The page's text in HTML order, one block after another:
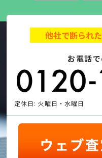
他社で断られ
お電話
定休日: 火曜日・水曜日